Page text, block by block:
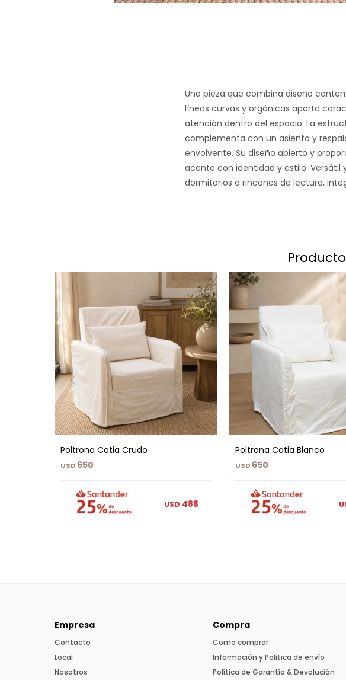
Una pieza que combina diseño
líneas curvas y orgánicas aporta
atención dentro del espacio. La
complementa con un asiento y
envolvente. Su diseño abierto y
acento con identidad y estilo. Versátil
dormitorios o rincones de lectura,
Poltrona Catia Crudo
USD 650
USD 488
Poltrona Catia Blanco
USD 650
Empresa
Contacto
Local
Nosotros
Compra
Como comprar
Información y Política de envío
Política de Garantía & Devolución